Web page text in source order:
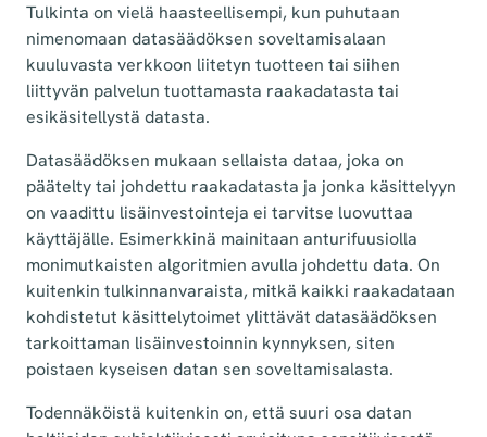
Tulkinta on vielä haasteellisempi, kun puhutaan
nimenomaan datasäädöksen soveltamisalaan
kuuluvasta verkkoon liitetyn tuotteen tai siihen
liittyvän palvelun tuottamasta raakadatasta tai
esikäsitellystä datasta.
Datasäädöksen mukaan sellaista dataa, joka on
päätelty tai johdettu raakadatasta ja jonka käsittelyyn
on vaadittu lisäinvestointeja ei tarvitse luovuttaa
käyttäjälle. Esimerkkinä mainitaan anturifuusiolla
monimutkaisten algoritmien avulla johdettu data. On
kuitenkin tulkinnanvaraista, mitkä kaikki raakadataan
kohdistetut käsittelytoimet ylittävät datasäädöksen
tarkoittaman lisäinvestoinnin kynnyksen, siten
poistaen kyseisen datan sen soveltamisalasta.
Todennäköistä kuitenkin on, että suuri osa datan